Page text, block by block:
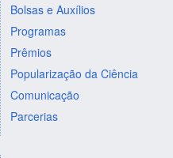
Bolsas e Auxílios
Programas
Prêmios
Popularização da Ciência
Comunicação
Parcerias